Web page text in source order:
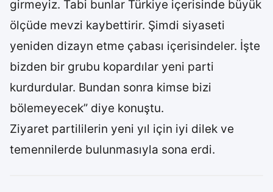
girmeyiz. Tabi bunlar Türkiye içerisinde büyük
ölçüde mevzi kaybettirir. Şimdi siyaseti
yeniden dizayn etme çabası içerisindeler. İşte
bizden bir grubu kopardılar yeni parti
kurdurdular. Bundan sonra kimse bizi
bölemeyecek” diye konuştu.
Ziyaret partililerin yeni yıl için iyi dilek ve
temennilerde bulunmasıyla sona erdi.